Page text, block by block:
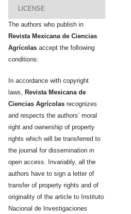
LICENSE
The authors who publish in
Revista Mexicana de Ciencias
Agrícolasaccept the following
conditions:
In accordance with copyright
laws, Revista Mexicana de
Ciencias Agrícolas recognizes
and respects the authors’ moral
right and ownership of property
rights which will be transferred to
the journal for dissemination in
open access. Invariably, all the
authors have to sign a letter of
transfer of property rights and of
originality of the article to Instituto
Nacional de Investigaciones